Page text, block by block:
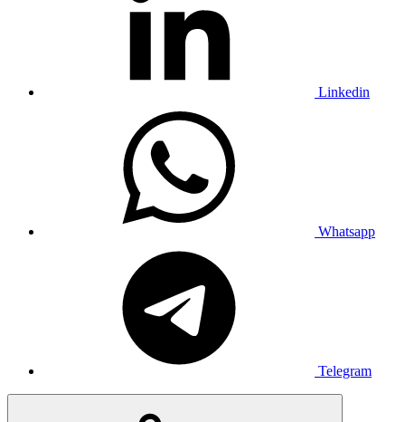
Linkedin
Whatsapp
Telegram